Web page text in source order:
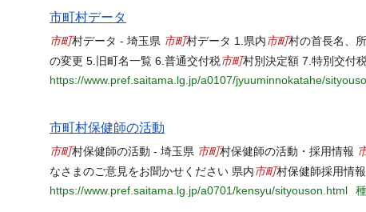
市町村データ
市町村データ - 埼玉県 市町村データ 1.県内 市町村の首長名、
の変更 5.旧町名一覧 6.普通交付税市町村別決定額 7.特別交付
https://www.pref.saitama.lg.jp/a0107/jyuuminnokatahe/
市町村保健師の活動
市町村保健師の活動 - 埼玉県 市町村保健師の活動・採用情報
なさまのご意見をお聞かせください 県内 市町村保健師採用情
https://www.pref.saitama.lg.jp/a0701/kensyu/sityouson.html